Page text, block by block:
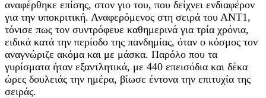
αναφέρθηκε επίσης, στον γιο του, που δείχνει ενδιαφέρον
για την υποκριτική. Αναφερόμενος στη σειρά του ΑΝΤ1,
τόνισε πως τον συντρόφευε καθημερινά για τρία χρόνια,
ειδικά κατά την περίοδο της πανδημίας, όταν ο κόσμος τον
αναγνώριζε ακόμα και με μάσκα. Παρόλο που τα
γυρίσματα ήταν εξαντλητικά, με 440 επεισόδια και δέκα
ώρες δουλειάς την ημέρα, βίωσε έντονα την επιτυχία της
σειράς.